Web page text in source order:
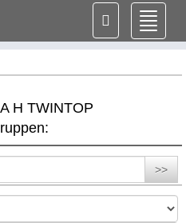
ein-/
H TWINTOP
>>